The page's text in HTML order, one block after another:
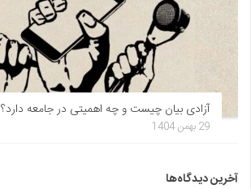
آزادی بیان چیست و چه اهمیتی در جامعه دارد؟
29 بهمن 1404
آخرین دیدگاه‌ها